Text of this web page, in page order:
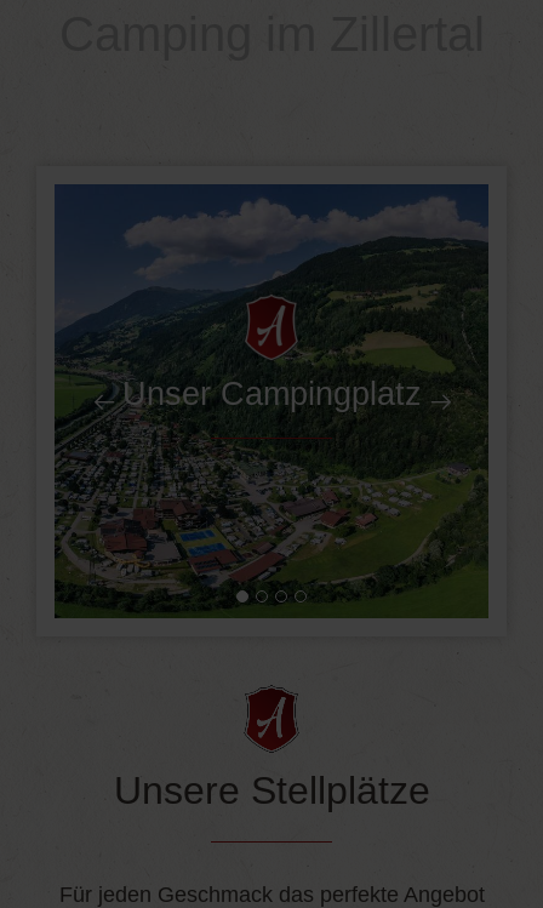
Unser Campingplatz
Unsere Stellplätze
Für jeden Geschmack das perfekte Angebot